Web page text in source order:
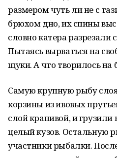
размером чуть ли не с
брюхом дно, их спины
словно катера разрезали
Пытаясь вырваться на
щуки. А что творилось на
Самую крупную рыбу
корзины из ивовых
слой крапивой, и
целый кузов. Остальную
участники рыбалки.